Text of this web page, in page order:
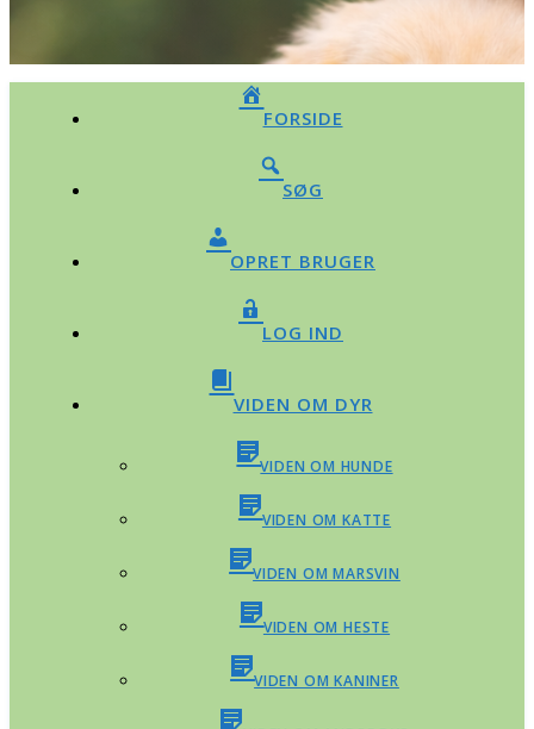
FORSIDE
SØG
OPRET BRUGER
LOG IND
VIDEN OM DYR
VIDEN OM HUNDE
VIDEN OM KATTE
VIDEN OM MARSVIN
VIDEN OM HESTE
VIDEN OM KANINER